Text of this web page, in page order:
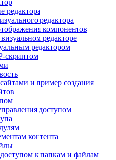
редактора
редактора
компонентов
редакторе
редактором
скриптом
и пример создания
доступом
контента
к папкам и файлам